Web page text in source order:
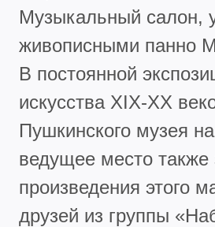
Музыкальный салон,
живописными панно
В постоянной
искусства XIX-XX
Пушкинского музея
ведущее место также
произведения этого
друзей из группы